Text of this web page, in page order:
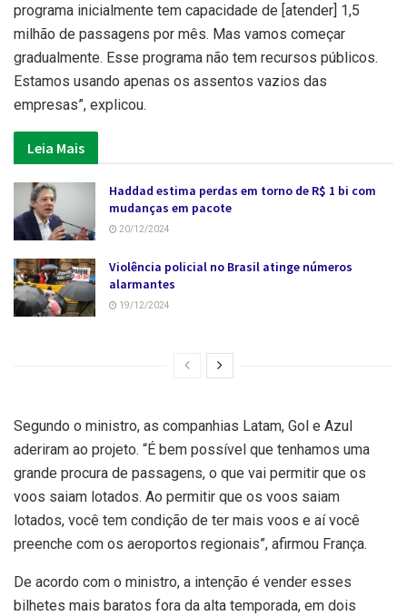
programa inicialmente tem capacidade de [atender] 1,5
milhão de passagens por mês. Mas vamos começar
gradualmente. Esse programa não tem recursos públicos.
Estamos usando apenas os assentos vazios das
empresas”, explicou.
Leia Mais
Haddad estima perdas em torno de R$ 1 bi com
mudanças em pacote
20/12/2024
Violência policial no Brasil atinge números
alarmantes
19/12/2024
Segundo o ministro, as companhias Latam, Gol e Azul
aderiram ao projeto. “É bem possível que tenhamos uma
grande procura de passagens, o que vai permitir que os
voos saiam lotados. Ao permitir que os voos saiam
lotados, você tem condição de ter mais voos e aí você
preenche com os aeroportos regionais”, afirmou França.
De acordo com o ministro, a intenção é vender esses
bilhetes mais baratos fora da alta temporada, em dois